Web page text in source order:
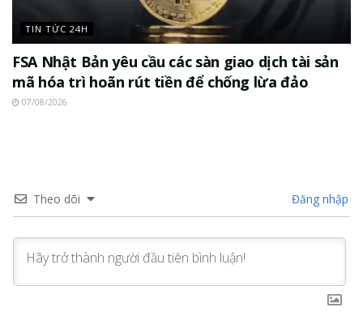
TIN TỨC 24H
FSA Nhật Bản yêu cầu các sàn giao dịch tài sản
mã hóa trì hoãn rút tiền để chống lừa đảo
07/08/2026
Theo dõi Đăng nhập